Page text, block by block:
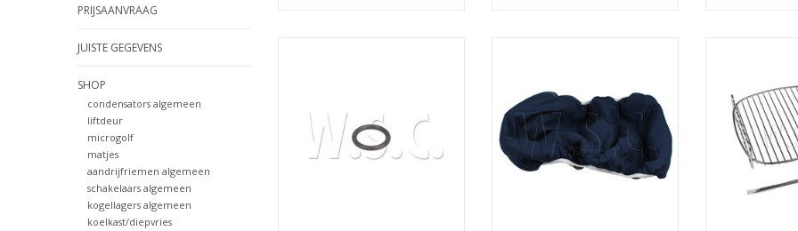
PRIJSAANVRAAG
JUISTE GEGEVENS
SHOP
condensators algemeen
liftdeur
microgolf
matjes
aandrijfriemen algemeen
schakelaars algemeen
kogellagers algemeen
koelkast/diepvries
TOEVOEGEN